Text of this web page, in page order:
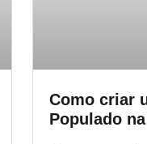
Como criar
Populado